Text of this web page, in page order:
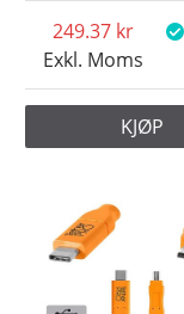
Exkl. Moms
249.37
KJØP